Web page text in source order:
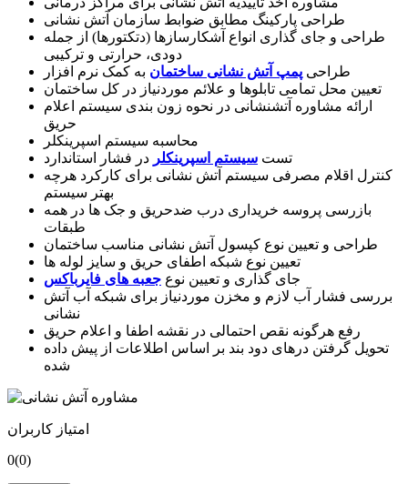
طراحی پارکینگ مطابق ضوابط سازمان آتش نشانی
طراحی و جای گذاری انواع آشکارسازها (دتکتورها) از جمله
دودی، حرارتی و ترکیبی
طراحی پمپ آتش نشانی ساختمان به کمک نرم افزار
تعیین محل تمامی تابلوها و علائم موردنیاز در کل ساختمان
ارائه مشاوره آتشنشانی در نحوه زون بندی سیستم اعلام
حریق
محاسبه سیستم اسپرینکلر
تست سیستم اسپرینکلر در فشار استاندارد
کنترل اقلام مصرفی سیستم آتش نشانی برای کارکرد هرچه
بهتر سیستم
بازرسی پروسه خریداری درب ضدحریق و جک ها در همه
طبقات
طراحی و تعیین نوع کپسول آتش نشانی مناسب ساختمان
تعیین نوع شبکه اطفای حریق و سایز لوله ها
جای گذاری و تعیین نوع جعبه های فایرباکس
بررسی فشار آب لازم و مخزن موردنیاز برای شبکه آب آتش
نشانی
رفع هرگونه نقص احتمالی در نقشه اطفا و اعلام حریق
تحویل گرفتن درهای دود بند بر اساس اطلاعات از پیش داده
شده
امتیاز کاربران
0(0)